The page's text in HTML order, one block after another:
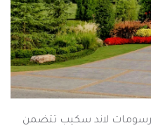
لرسومات لاند سكيب تتضمن